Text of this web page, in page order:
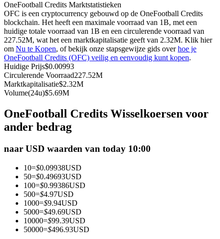
Kopiëren Handel
Sluit je aan bij top traders
Word een Copy Trader
Geniet van winstdeling en copy trading commissies
OneFootball Credits Marktstatistieken
OFC is een cryptocurrency gebouwd op de OneFootball Credits
blockchain. Het heeft een maximale voorraad van 1B, met een
huidige totale voorraad van 1B en een circulerende voorraad van
227.52M, wat het een marktkapitalisatie geeft van 2.32M. Klik hier
om Nu te Kopen, of bekijk onze stapsgewijze gids overhoe je
OneFootball Credits (OFC) veilig en eenvoudig kunt kopen.
Huidige Prijs$0.00993
Circulerende Voorraad227.52M
Marktkapitalisatie$2.32M
Volume(24u)$5.69M
OneFootball Credits Wisselkoersen voor
ander bedrag
naar USD waarden van today 10:00
10=$0.09938USD
50=$0.49693USD
100=$0.99386USD
500=$4.97USD
1000=$9.94USD
5000=$49.69USD
10000=$99.39USD
50000=$496.93USD